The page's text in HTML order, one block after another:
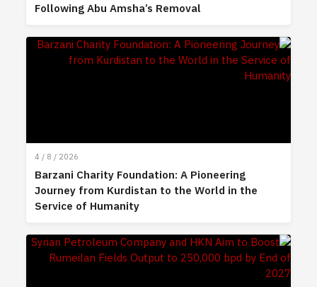
Following Abu Amsha’s Removal
4 / 8 / 2026
Barzani Charity Foundation: A Pioneering
Journey from Kurdistan to the World in the
Service of Humanity